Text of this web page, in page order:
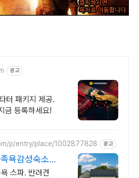
광고
터 패키지 제공.
금 등록하세요!
p/entry/place/1002877828 광고
욕감성숙소
견 환영
스파. 반려견